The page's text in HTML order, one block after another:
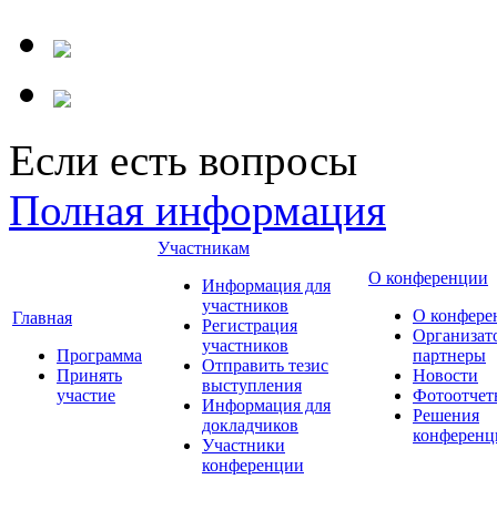
Если есть вопросы
Полная информация
Главная
Программа
Принять
участие
Участникам
Информация для
участников
Регистрация
участников
Отправить тезис
выступления
Информация для
докладчиков
Участники
конференции
О конференции
О
партнеры
Новости
Решения